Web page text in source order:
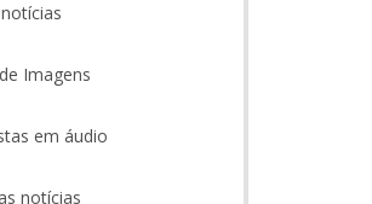
Imagens
em áudio
notícias